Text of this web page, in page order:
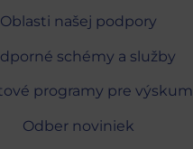
Oblasti našej podpory
schémy a služby
programy pre výskum
Odber noviniek